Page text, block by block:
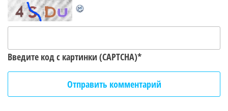
Введите код с картинки (CAPTCHA)*